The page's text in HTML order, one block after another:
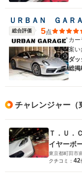
ＵＲＢＡＮ ＧＡＲ
総合評価 5点
カ
案い
ダ
総掲
チャレンジャー（
Ｔ．Ｕ．
イヤーボ
クチコミ： 42